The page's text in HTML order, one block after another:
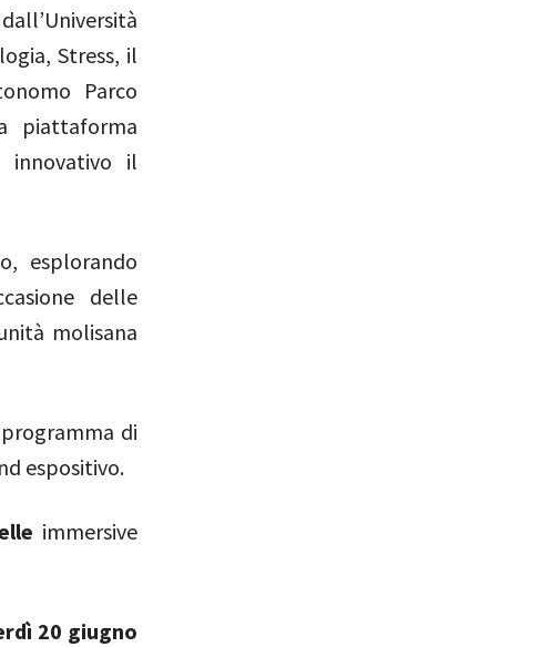
Stress, il
Parco
piattaforma
innovativo il
esplorando
delle
molisana
di
espositivo.
immersive
20 giugno